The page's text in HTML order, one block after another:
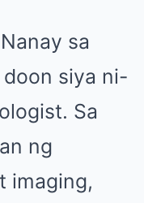
sa
siya ni-
Sa
ng
imaging,